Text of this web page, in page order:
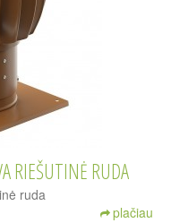
RIEŠUTINĖ RUDA
ruda
plačiau